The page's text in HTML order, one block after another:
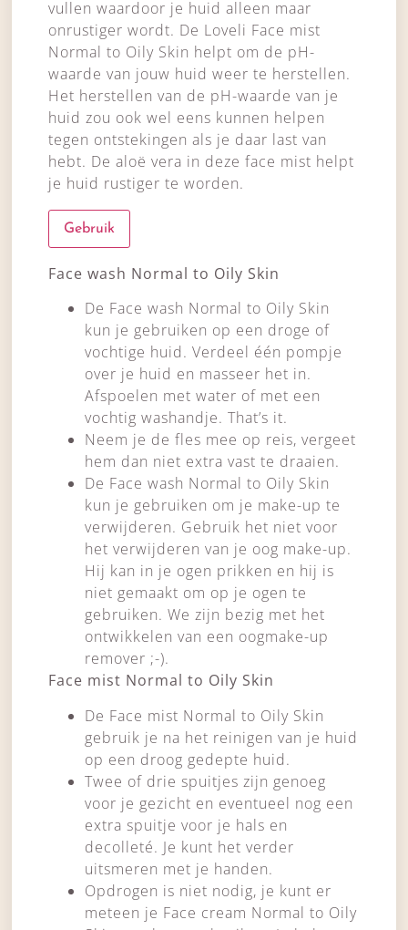
vullen waardoor je huid alleen maar
onrustiger wordt. De Loveli Face mist
Normal to Oily Skin helpt om de pH-
waarde van jouw huid weer te herstellen.
Het herstellen van de pH-waarde van je
huid zou ook wel eens kunnen helpen
tegen ontstekingen als je daar last van
hebt. De aloë vera in deze face mist helpt
je huid rustiger te worden.
Gebruik
Face wash Normal to Oily Skin
De Face wash Normal to Oily Skin
kun je gebruiken op een droge of
vochtige huid. Verdeel één pompje
over je huid en masseer het in.
Afspoelen met water of met een
vochtig washandje. That’s it.
Neem je de fles mee op reis, vergeet
hem dan niet extra vast te draaien.
De Face wash Normal to Oily Skin
kun je gebruiken om je make-up te
verwijderen. Gebruik het niet voor
het verwijderen van je oog make-up.
Hij kan in je ogen prikken en hij is
niet gemaakt om op je ogen te
gebruiken. We zijn bezig met het
ontwikkelen van een oogmake-up
remover ;-).
Face mist Normal to Oily Skin
De Face mist Normal to Oily Skin
gebruik je na het reinigen van je huid
op een droog gedepte huid.
Twee of drie spuitjes zijn genoeg
voor je gezicht en eventueel nog een
extra spuitje voor je hals en
decolleté. Je kunt het verder
uitsmeren met je handen.
Opdrogen is niet nodig, je kunt er
meteen je Face cream Normal to Oily